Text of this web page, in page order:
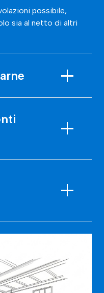
possibile,
sia al netto di altri